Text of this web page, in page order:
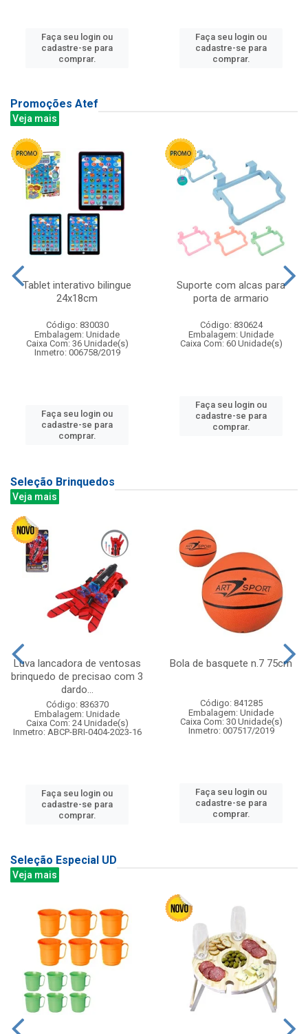
Faça seu login ou
cadastre-se para
comprar.
Faça seu login ou
cadastre-se para
comprar.
Promoções Atef
Veja mais
Tablet interativo bilingue
24x18cm
Código: 830030
Embalagem: Unidade
Caixa Com: 36 Unidade(s)
Inmetro: 006758/2019
Faça seu login ou
cadastre-se para
comprar.
Suporte com alcas para
porta de armario
Código: 830624
Embalagem: Unidade
Caixa Com: 60 Unidade(s)
Faça seu login ou
cadastre-se para
comprar.
Seleção Brinquedos
Veja mais
Luva lancadora de ventosas
brinquedo de precisao com 3
dardo...
Código: 836370
Embalagem: Unidade
Caixa Com: 24 Unidade(s)
Inmetro: ABCP-BRI-0404-2023-16
Faça seu login ou
cadastre-se para
comprar.
Bola de basquete n.7 75cm
Código: 841285
Embalagem: Unidade
Caixa Com: 30 Unidade(s)
Inmetro: 007517/2019
Faça seu login ou
cadastre-se para
comprar.
Seleção Especial UD
Veja mais